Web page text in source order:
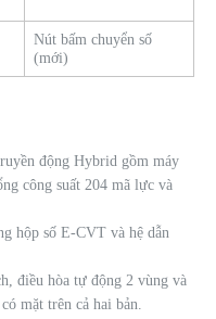
Nút bấm chuyển số
(mới)
động Hybrid gồm máy
công suất 204 mã lực và
hộp số E-CVT và hệ dẫn
điều hòa tự động 2 vùng và
mặt trên cả hai bản.